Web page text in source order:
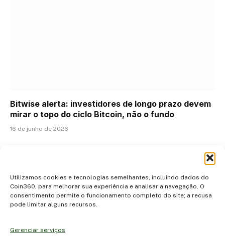
Utilizamos cookies e tecnologias semelhantes, incluindo dados do
Coin360, para melhorar sua experiência e analisar a navegação. O
consentimento permite o funcionamento completo do site; a recusa
pode limitar alguns recursos.
Gerenciar serviços
Bitwise alerta: investidores de longo prazo devem
mirar o topo do ciclo Bitcoin, não o fundo
16 de junho de 2026